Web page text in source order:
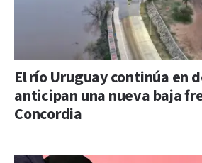
El río Uruguay continúa en
anticipan una nueva baja
Concordia